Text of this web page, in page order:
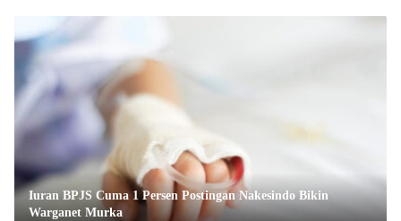
Iuran BPJS Cuma 1 Persen Postingan Nakesindo Bikin
Warganet Murka